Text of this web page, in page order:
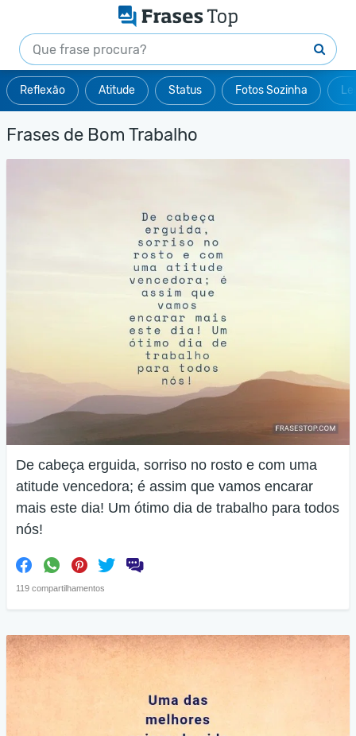
Reflexão Atitude Status Fotos Sozinha
Frases de Bom Trabalho
De cabeça erguida, sorriso no rosto e com uma
atitude vencedora; é assim que vamos encarar
mais este dia! Um ótimo dia de trabalho para todos
nós!
119 compartilhamentos